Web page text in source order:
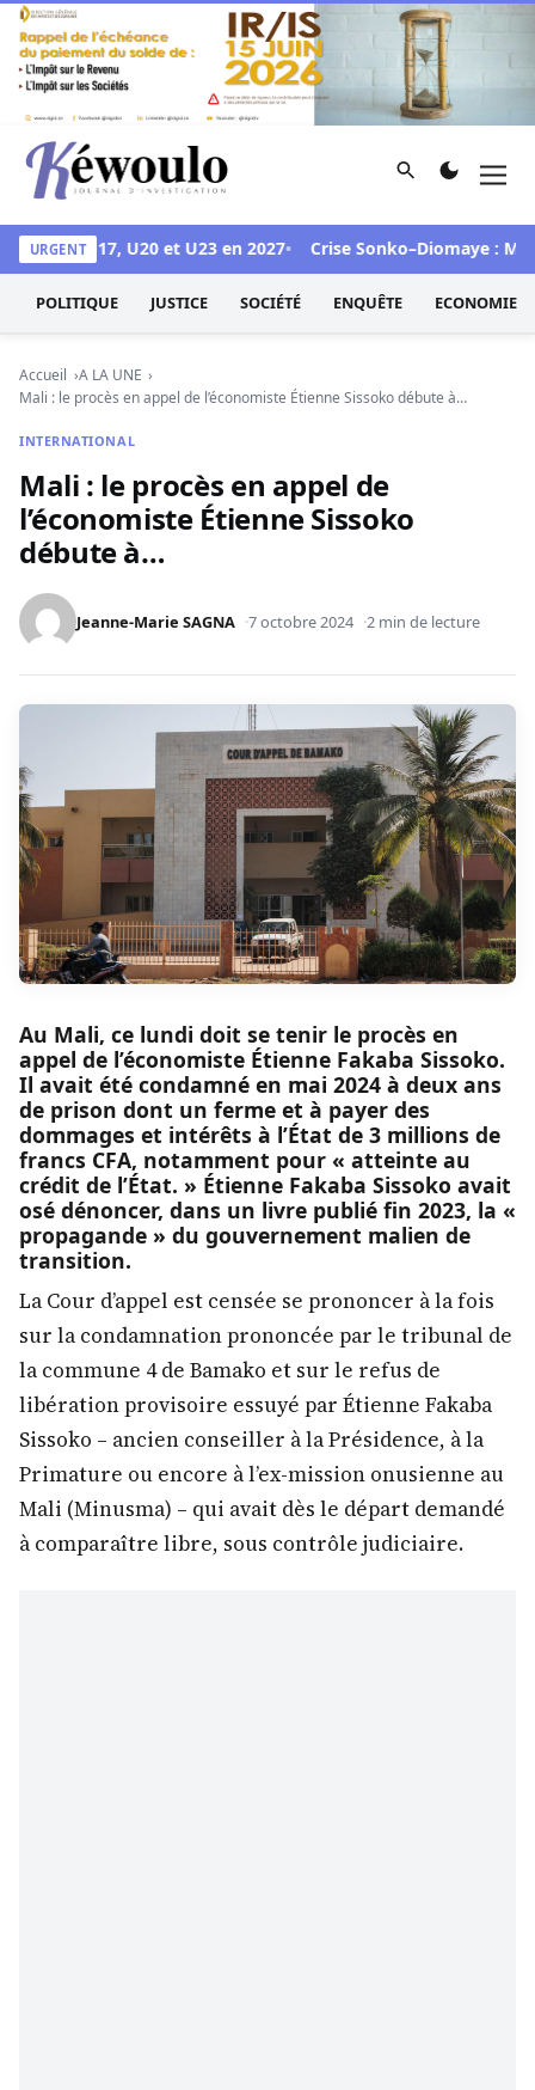
Aller au contenu
Kéwoulo, le premier site d'information et d'investigation
Rechercher
URGENT
CAN U17, U20 et U23 en 2027 Crise Sonko–Diomaye :
POLITIQUE JUSTICE SOCIÉTÉ ENQUÊTE ECONOMIE
Accueil
A LA UNE
Mali : le procès en appel de l’économiste Étienne Sissoko débute à…
INTERNATIONAL
Mali : le procès en appel de
l’économiste Étienne Sissoko
débute à…
Jeanne-Marie SAGNA 7 octobre 2024 2 min de lecture
Au Mali, ce lundi doit se tenir le procès en
appel de l’économiste Étienne Fakaba Sissoko.
Il avait été condamné en mai 2024 à deux ans
de prison dont un ferme et à payer des
dommages et intérêts à l’État de 3 millions de
francs CFA, notamment pour « atteinte au
crédit de l’État. » Étienne Fakaba Sissoko avait
osé dénoncer, dans un livre publié fin 2023, la «
propagande » du gouvernement malien de
transition.
La Cour d’appel est censée se prononcer à la fois
sur la condamnation prononcée par le tribunal de
la commune 4 de Bamako et sur le refus de
libération provisoire essuyé par Étienne Fakaba
Sissoko – ancien conseiller à la Présidence, à la
Primature ou encore à l’ex-mission onusienne au
Mali (Minusma) – qui avait dès le départ demandé
à comparaître libre, sous contrôle judiciaire.